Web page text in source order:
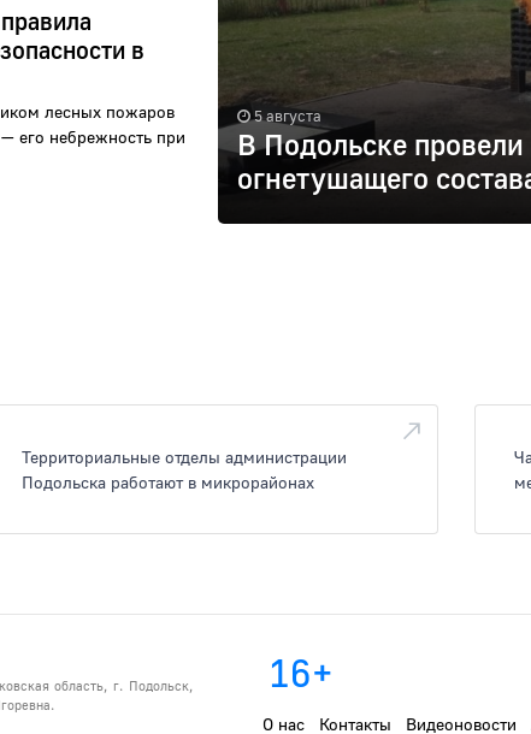
в
лесных пожаров
его небрежность при
5 августа
В Подольске
огнетушащего
Территориальные отделы администрации
Подольска работают в микрорайонах
область, г. Подольск,
16+
О нас Контакты Видеоновости